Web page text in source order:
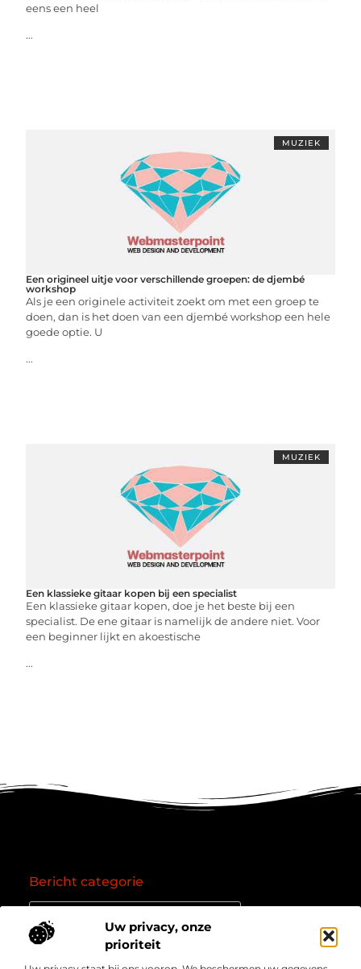
Uw privacy, onze
prioriteit
eens een heel
...
MUZIEK
Een origineel uitje voor verschillende groepen: de djembé
workshop
Als je een originele activiteit zoekt om met een groep te
doen, dan is het doen van een djembé workshop een hele
goede optie. U
...
MUZIEK
Een klassieke gitaar kopen bij een specialist
Een klassieke gitaar kopen, doe je het beste bij een
specialist. De ene gitaar is namelijk de andere niet. Voor
een beginner lijkt en akoestische
...
Onze informatie
Bericht categorie